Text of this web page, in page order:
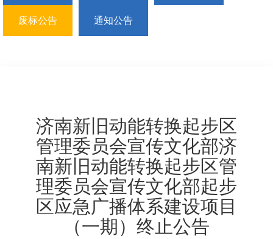
废标公告 通知公告
济南新旧动能转换起步区
管理委员会宣传文化部济
南新旧动能转换起步区管
理委员会宣传文化部起步
区应急广播体系建设项目
（一期）终止公告